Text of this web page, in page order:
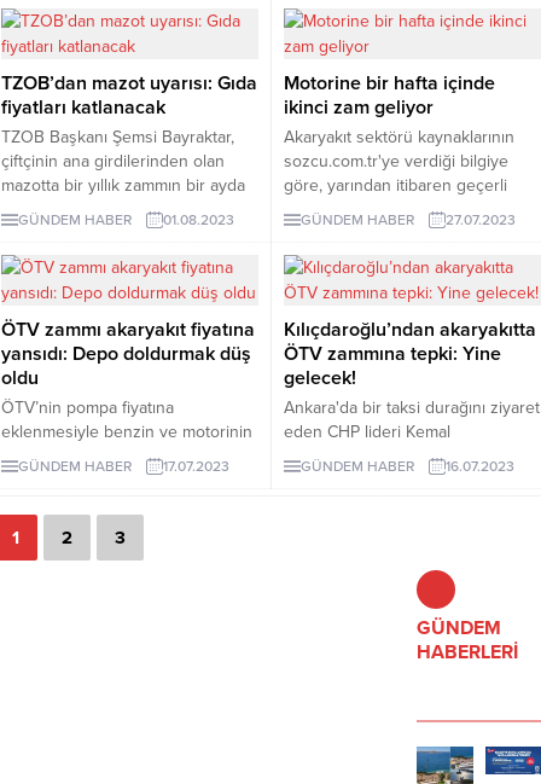
girmeden 988 lira eridi.
sınırlı.
TZOB’dan mazot uyarısı: Gıda
fiyatları katlanacak
TZOB Başkanı Şemsi Bayraktar,
çiftçinin ana girdilerinden olan
mazotta bir yıllık zammın bir ayda
gerçekleştiğini söyledi ve "Bu
fahiş zamla birlikte mazota verilen
destek tümden eridi. Nakliye
fiyatları da artacak ve gıda fiyatları
katlanacaktır" değerlendirmesinde
bulundu.
GÜNDEM HABER 01.08.2023
Motorine bir hafta içinde
ikinci zam geliyor
Akaryakıt sektörü kaynaklarının
sozcu.com.tr'ye verdiği bilgiye
göre, yarından itibaren geçerli
olmak üzere motorinin litre fiyatına
1,42 TL zam gelecek. Böylece
motorinde seçim sonrası iki aydaki
zam oranı yüzde 89,9’a ulaşacak.
GÜNDEM HABER 27.07.2023
ÖTV zammı akaryakıt fiyatına
yansıdı: Depo doldurmak düş
oldu
ÖTV’nin pompa fiyatına
eklenmesiyle benzin ve motorinin
fiyatı 6 TL arttı. 50 litrelik bir
depoda 300 TL daha fazla ödeme
GÜNDEM HABER 17.07.2023
Kılıçdaroğlu’ndan akaryakıtta
ÖTV zammına tepki: Yine
gelecek!
Ankara'da bir taksi durağını ziyaret
eden CHP lideri Kemal
Kılıçdaroğlu, akaryakıtta ÖTV
zammına tepki gösterdi.
GÜNDEM HABER 16.07.2023
1 2 3
GÜNDEM
HABERLERİ